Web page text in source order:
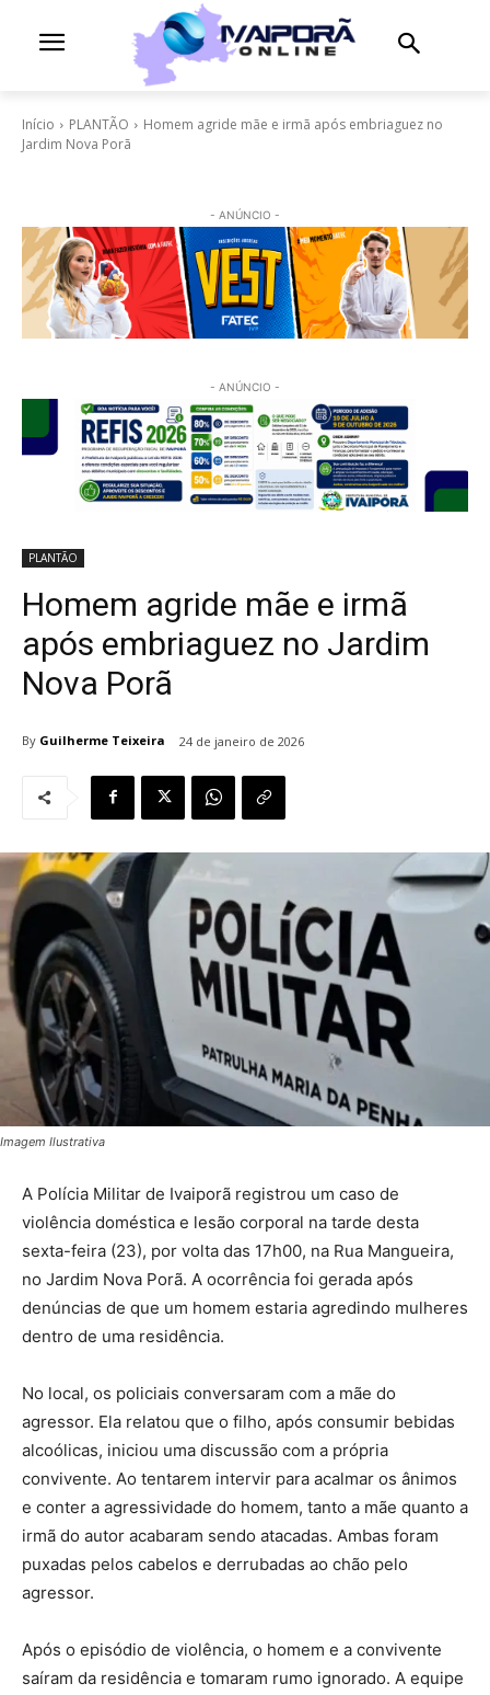
Início PLANTÃO
Homem agride mãe e irmã após embriaguez no
Jardim Nova Porã
- ANÚNCIO -
- ANÚNCIO -
PLANTÃO
Homem agride mãe e irmã
após embriaguez no Jardim
Nova Porã
By Guilherme Teixeira 24 de janeiro de 2026
Imagem Ilustrativa
A Polícia Militar de Ivaiporã registrou um caso de
violência doméstica e lesão corporal na tarde desta
sexta-feira (23), por volta das 17h00, na Rua Mangueira,
no Jardim Nova Porã. A ocorrência foi gerada após
denúncias de que um homem estaria agredindo mulheres
dentro de uma residência.
No local, os policiais conversaram com a mãe do
agressor. Ela relatou que o filho, após consumir bebidas
alcoólicas, iniciou uma discussão com a própria
convivente. Ao tentarem intervir para acalmar os ânimos
e conter a agressividade do homem, tanto a mãe quanto a
irmã do autor acabaram sendo atacadas. Ambas foram
puxadas pelos cabelos e derrubadas ao chão pelo
agressor.
Após o episódio de violência, o homem e a convivente
saíram da residência e tomaram rumo ignorado. A equipe